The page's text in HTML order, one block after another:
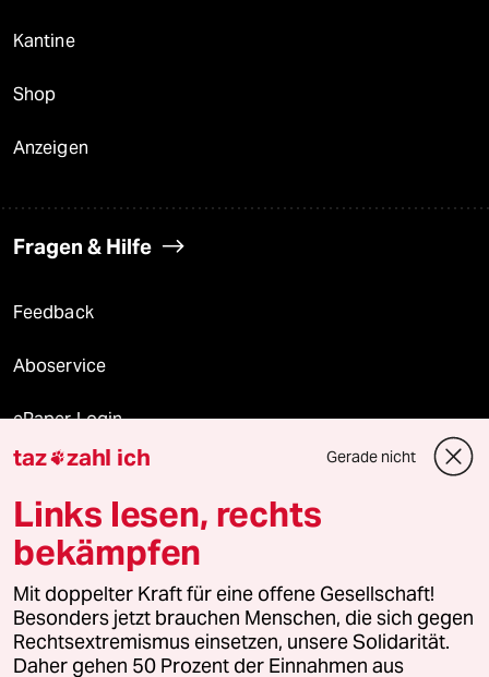
Kantine
Shop
Anzeigen
Fragen & Hilfe
Feedback
Aboservice
ePaper Login
Downloads für Abonnierende
© 2026 taz Verlags und Vertriebs GmbH
Alle Rechte vorbehalten. Bei rechtlichen Fragen oder für Genehmigungen
wenden Sie sich bitte an lizenzen@taz.de
taz zahl ich Gerade nicht
Links lesen, rechts
bekämpfen
Mit doppelter Kraft für eine offene Gesellschaft!
Besonders jetzt brauchen Menschen, die sich gegen
Rechtsextremismus einsetzen, unsere Solidarität.
Daher gehen 50 Prozent der Einnahmen aus